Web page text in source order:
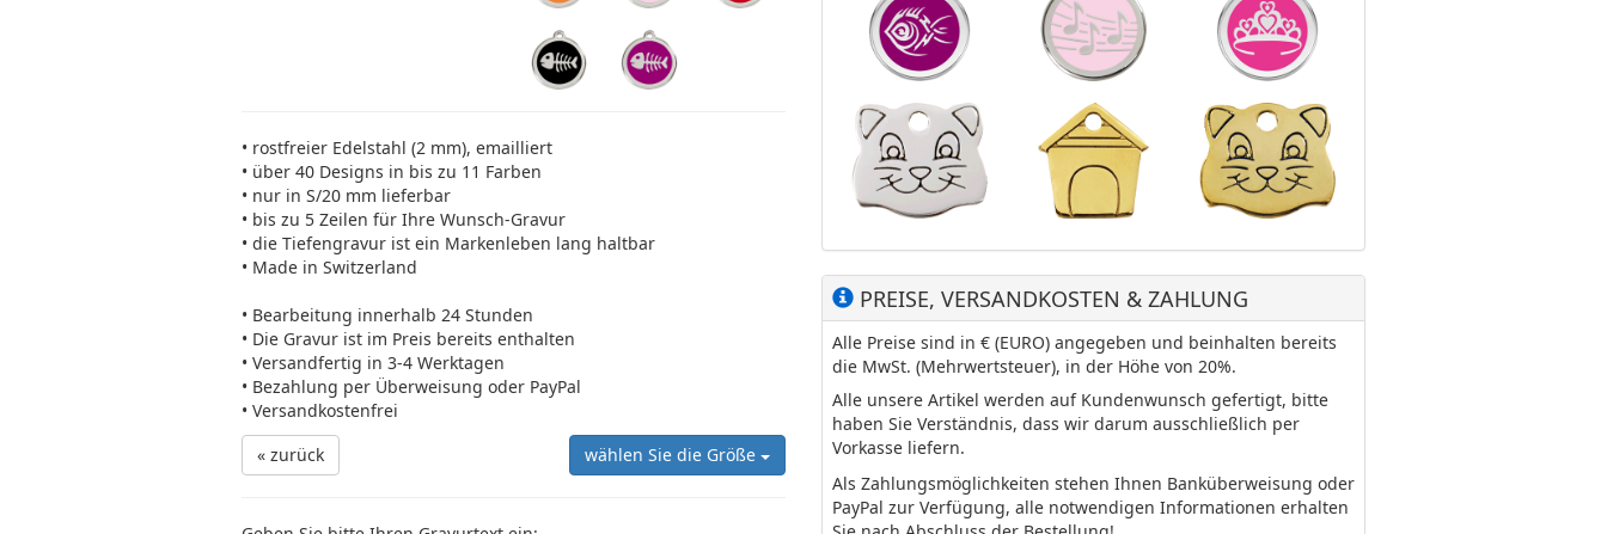
• rostfreier Edelstahl (2 mm), emailliert
• über 40 Designs in bis zu 11 Farben
• nur in S/20 mm lieferbar
• bis zu 5 Zeilen für Ihre Wunsch-Gravur
• die Tiefengravur ist ein Markenleben lang haltbar
• Made in Switzerland
• Bearbeitung innerhalb 24 Stunden
• Die Gravur ist im Preis bereits enthalten
• Versandfertig in 3-4 Werktagen
• Bezahlung per Überweisung oder PayPal
• Versandkostenfrei
« zurück
wählen Sie die Größe
PREISE, VERSANDKOSTEN & ZAHLUNG
Alle Preise sind in € (EURO) angegeben und beinhalten bereits
die MwSt. (Mehrwertsteuer), in der Höhe von 20%.
Alle unsere Artikel werden auf Kundenwunsch gefertigt, bitte
haben Sie Verständnis, dass wir darum ausschließlich per
Vorkasse liefern.
Als Zahlungsmöglichkeiten stehen Ihnen Banküberweisung oder
PayPal zur Verfügung, alle notwendigen Informationen erhalten